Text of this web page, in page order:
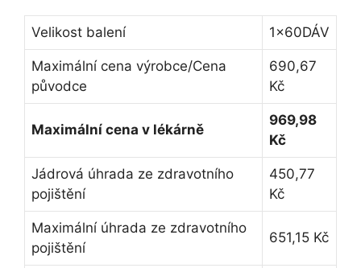
Velikost balení 1x60DÁV
Maximální cena výrobce/Cena
původce
690,67
Kč
Maximální cena v lékárně
969,98
Kč
Jádrová úhrada ze zdravotního
pojištění
450,77
Kč
Maximální úhrada ze zdravotního
pojištění
651,15 Kč